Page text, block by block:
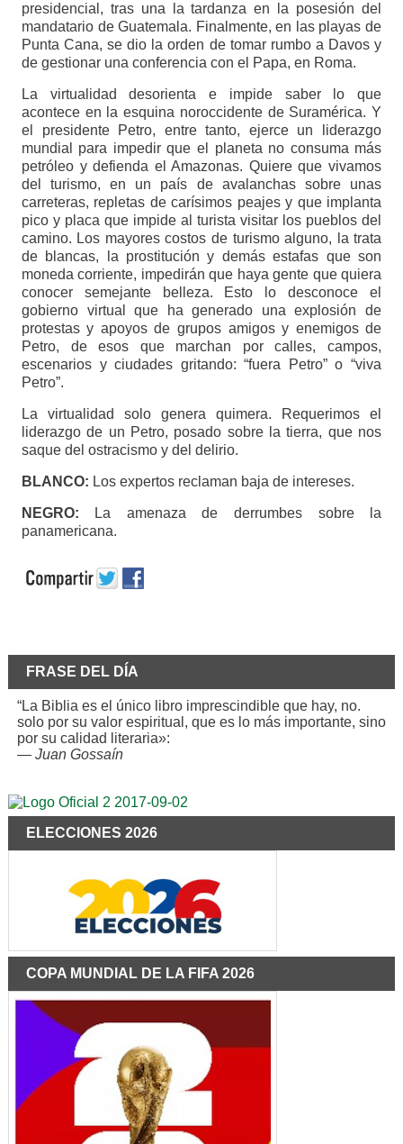
presidencial, tras una la tardanza en la posesión del
mandatario de Guatemala. Finalmente, en las playas de
Punta Cana, se dio la orden de tomar rumbo a Davos y
de gestionar una conferencia con el Papa, en Roma.
La virtualidad desorienta e impide saber lo que
acontece en la esquina noroccidente de Suramérica. Y
el presidente Petro, entre tanto, ejerce un liderazgo
mundial para impedir que el planeta no consuma más
petróleo y defienda el Amazonas. Quiere que vivamos
del turismo, en un país de avalanchas sobre unas
carreteras, repletas de carísimos peajes y que implanta
pico y placa que impide al turista visitar los pueblos del
camino. Los mayores costos de turismo alguno, la trata
de blancas, la prostitución y demás estafas que son
moneda corriente, impedirán que haya gente que quiera
conocer semejante belleza. Esto lo desconoce el
gobierno virtual que ha generado una explosión de
protestas y apoyos de grupos amigos y enemigos de
Petro, de esos que marchan por calles, campos,
escenarios y ciudades gritando: “fuera Petro” o “viva
Petro”.
La virtualidad solo genera quimera. Requerimos el
liderazgo de un Petro, posado sobre la tierra, que nos
saque del ostracismo y del delirio.
BLANCO: Los expertos reclaman baja de intereses.
NEGRO: La amenaza de derrumbes sobre la
panamericana.
FRASE DEL DÍA
“La Biblia es el único libro imprescindible que hay, no.
solo por su valor espiritual, que es lo más importante, sino
por su calidad literaria»:
— Juan Gossaín
ELECCIONES 2026
COPA MUNDIAL DE LA FIFA 2026